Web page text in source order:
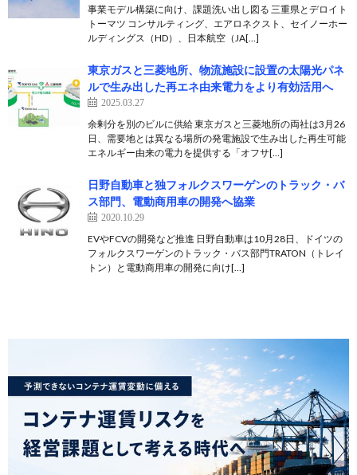
事業モデル構築に向け、課題洗い出し図る 三重県とデロイト
トーマツ コンサルティング、エアロネクスト、セイノーホー
ルディングス（HD）、日本航空（JA[…]
東京ガスと三菱地所、物流施設に設置の太陽光パネ
ルで生み出した再エネ由来電力をより有効活用へ
2025.03.27
余剰分を別のビルに供給 東京ガスと三菱地所の両社は3月26
日、需要地とは異なる場所の発電施設で生み出した再生可能
エネルギー由来の電力を提供する「オフサ[…]
日野自動車と独フォルクスワーゲンのトラック・バ
ス部門、電動商用車の開発へ協業
2020.10.29
EVやFCVの開発など推進 日野自動車は10月28日、ドイツの
フォルクスワーゲンのトラック・バス部門TRATON（トレイ
トン）と電動商用車の開発に向け[…]